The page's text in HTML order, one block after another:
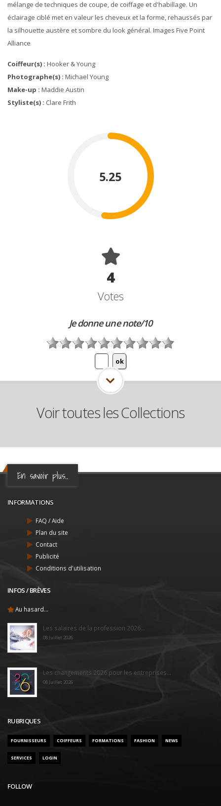
mélange de techniques de coupe, de coiffage et d'habillage. Un
éclairage ciblé met en valeur les cheveux et la forme, rehaussés par
la silhouette austère et sombre du look général. Images Five Point
Alliance
Coiffeur(s) : Hooker & Young
Photographe(s) : Michael Young
Make-up : Maddie Austin
Styliste(s) : Clare Frith
5.25
4
Votes
Je donne une note/10
Voir toutes les Collections
En savoir plus...
INFORMATIONS
FAQ / Aide
Plan du site
Contact
Publicité
Conditions d'utilisation
INFOS / BRÈVES
Au hasard...
Les salaires de la profession 2026...
08 Juillet 2026
Les changements 2026 pour les entreprises...
08 Juillet 2026
RUBRIQUES
FOURNISSEURS COIFFEURS FORMATIONS FASHION NEWS
SERVICES LOGIN
FOLLOW